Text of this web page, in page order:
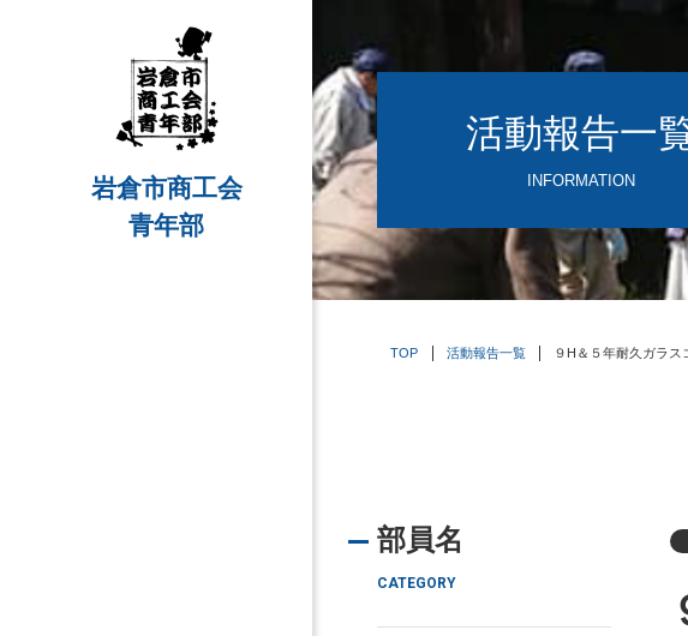
岩倉市商工会
青年部
活動報告一
INFORMATION
TOP 活動報告一覧 ９H＆５年耐久ガラス
部員名
CATEGORY